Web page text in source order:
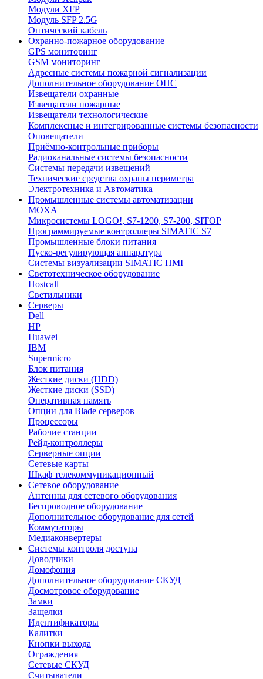
Модули XFP
Модуль SFP 2.5G
Оптический кабель
Охранно-пожарное оборудование
GPS мониторинг
GSM мониторинг
Адресные системы пожарной сигнализации
Дополнительное оборудование ОПС
Извещатели охранные
Извещатели пожарные
Извещатели технологические
Комплексные и интегрированные системы безопасноcти
Оповещатели
Приёмно-контрольные приборы
Радиоканальные системы безопасности
Системы передачи извещений
Технические средства охраны периметра
Электротехника и Автоматика
Промышленные системы автоматизации
MOXA
Микросистемы LOGO!, S7-1200, S7-200, SITOP
Программируемые контроллеры SIMATIC S7
Промышленные блоки питания
Пуско-регулирующая аппаратура
Системы визуализации SIMATIC HMI
Светотехническое оборудование
Hostcall
Светильники
Серверы
Dell
HP
Huawei
IBM
Supermicro
Блок питания
Жесткие диски (HDD)
Жесткие диски (SSD)
Оперативная память
Опции для Blade серверов
Процессоры
Рабочие станции
Рейд-контроллеры
Серверные опции
Сетевые карты
Шкаф телекоммуникационный
Сетевое оборудование
Антенны для сетевого оборудования
Беспроводное оборудование
Дополнительное оборудование для сетей
Коммутаторы
Медиаконвертеры
Системы контроля доступа
Доводчики
Домофония
Дополнительное оборудование СКУД
Досмотровое оборудование
Замки
Защелки
Идентификаторы
Калитки
Кнопки выхода
Ограждения
Сетевые СКУД
Считыватели